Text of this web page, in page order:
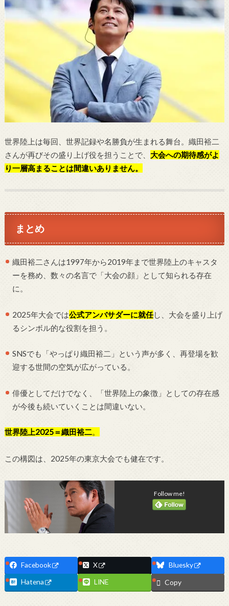
世界陸上は毎回、世界記録や名勝負が生まれる舞台。織田裕二
さんが再びその盛り上げ役を担うことで、 大会への期待感がよ
り一層高まることは間違いありません。
まとめ
織田裕二さんは1997年から2019年まで世界陸上のキャスタ
ーを務め、数々の名言で「大会の顔」として知られる存在
に。
2025年大会では公式アンバサダーに就任し、大会を盛り上げ
るシンボル的な役割を担う。
SNSでも「やっぱり織田裕二」という声が多く、再登場を歓
迎する世間の空気が広がっている。
俳優としてだけでなく、「世界陸上の象徴」としての存在感
が今後も続いていくことは間違いない。
世界陸上2025＝織田裕二。
この構図は、2025年の東京大会でも健在です。
Follow me!
Facebook X
Bluesky
Hatena
LINE Copy